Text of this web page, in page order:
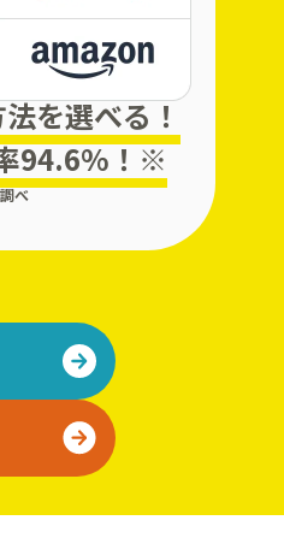
を選べる！
94.6%！※
べ